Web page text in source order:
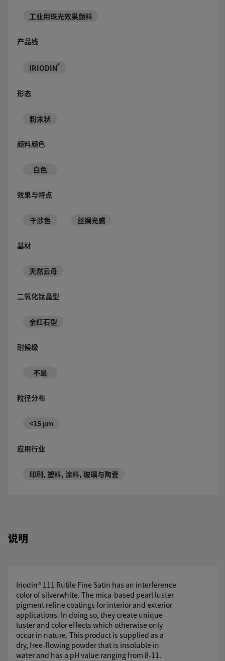
工业用珠光效果颜料
产品线
IRIODIN®
形态
粉末状
颜料颜色
白色
效果与特点
干涉色 丝绸光感
基材
天然云母
二氧化钛晶型
金红石型
耐候级
不是
粒径分布
<15 μm
应用行业
印刷, 塑料, 涂料, 玻璃与陶瓷
说明
Iriodin® 111 Rutile Fine Satin has an interference
color of silverwhite. The mica-based pearl luster
pigment refine coatings for interior and exterior
applications. In doing so, they create unique
luster and color effects which otherwise only
occur in nature. This product is supplied as a
dry, free-flowing powder that is insoluble in
water and has a pH value ranging from 8-11.